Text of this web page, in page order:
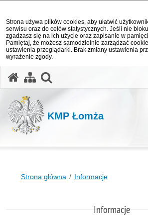
Strona używa plików cookies, aby ułatwić
serwisu oraz do celów statystycznych. Jeśli nie
zgadzasz się na ich użycie oraz zapisanie w
Pamiętaj, że możesz samodzielnie zarządzać
ustawienia przeglądarki. Brak zmiany ustawienia
wyrażenie zgody.
KMP Łomża
Strona główna Informacje
Informacje